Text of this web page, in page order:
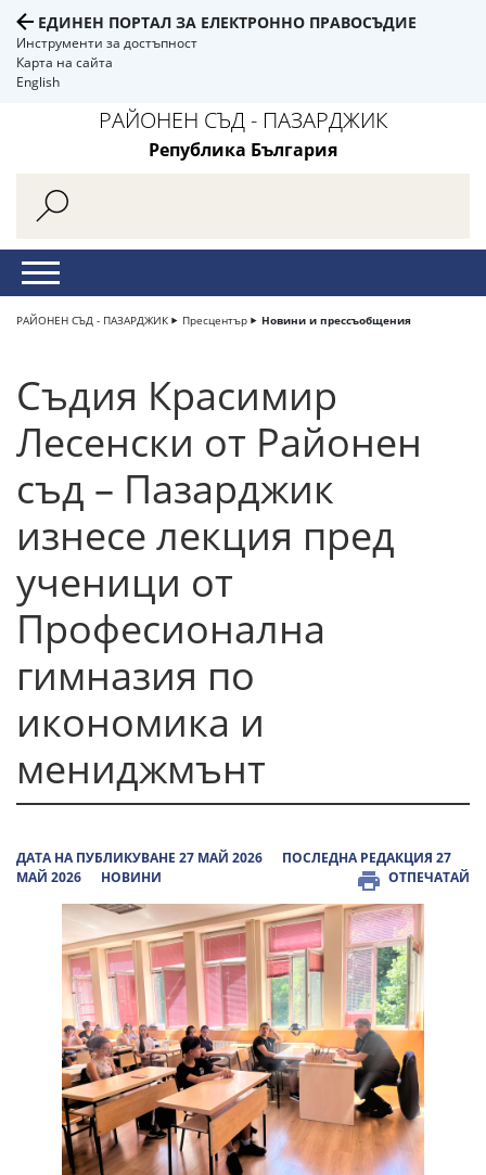
ЕДИНЕН ПОРТАЛ ЗА ЕЛЕКТРОННО ПРАВОСЪДИЕ
Инструменти за достъпност
Карта на сайта
English
РАЙОНЕН СЪД - ПАЗАРДЖИК
Република България
РАЙОНЕН СЪД - ПАЗАРДЖИК Пресцентър Новини и прессъобщения
Съдия Красимир
Лесенски от Районен
съд – Пазарджик
изнесе лекция пред
ученици от
Професионална
гимназия по
икономика и
мениджмънт
ДАТА НА ПУБЛИКУВАНЕ 27 МАЙ 2026
ПОСЛЕДНА РЕДАКЦИЯ 27
МАЙ 2026
НОВИНИ ОТПЕЧАТАЙ